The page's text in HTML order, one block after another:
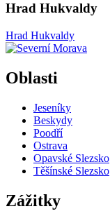
Hrad Hukvaldy
Hrad Hukvaldy
Oblasti
Jeseníky
Beskydy
Poodří
Ostrava
Opavské Slezsko
Těšínské Slezsko
Zážitky